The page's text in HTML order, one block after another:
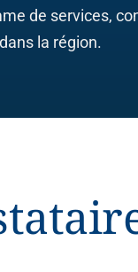
de services,
la région.